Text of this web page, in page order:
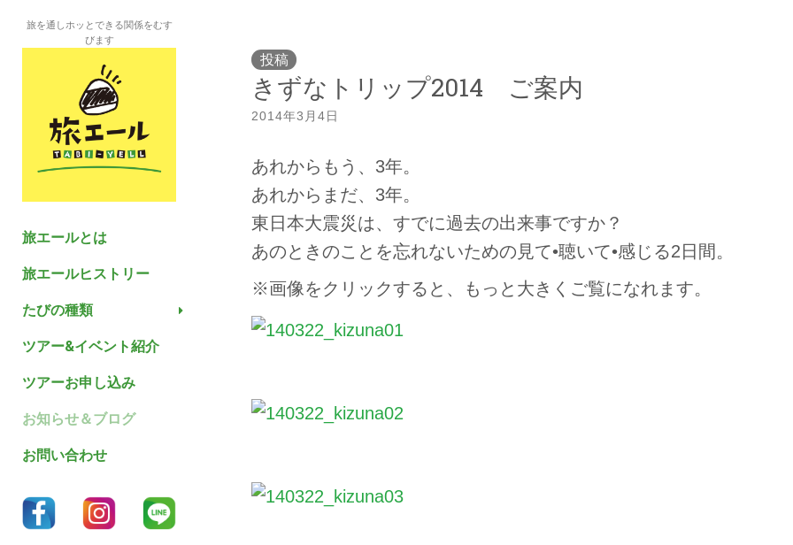
旅を通しホッとできる関係をむす
びます
旅エールとは
旅エールヒストリー
たびの種類
ツアー&イベント紹介
ツアーお申し込み
お知らせ＆ブログ
お問い合わせ
投稿
きずなトリップ2014 ご案内
2014年3月4日
あれからもう、3年。
あれからまだ、3年。
東日本大震災は、すでに過去の出来事ですか？
あのときのことを忘れないための見て•聴いて•感じる2日間。
※画像をクリックすると、もっと大きくご覧になれます。